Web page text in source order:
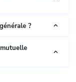
la mutuelle générale ?